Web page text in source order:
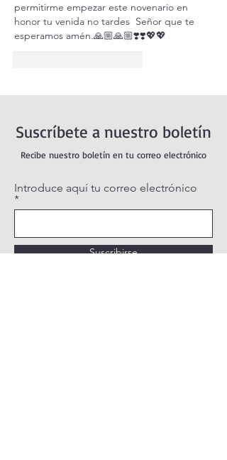
permitirme empezar este novenario en
honor tu venida no tardes  Señor que te
esperamos amén.🙏🏼🙏🏼❣️❣️💖💖
Suscríbete a nuestro boletín
Recibe nuestro boletín en tu correo electrónico
Introduce aquí tu correo electrónico
Suscribirse